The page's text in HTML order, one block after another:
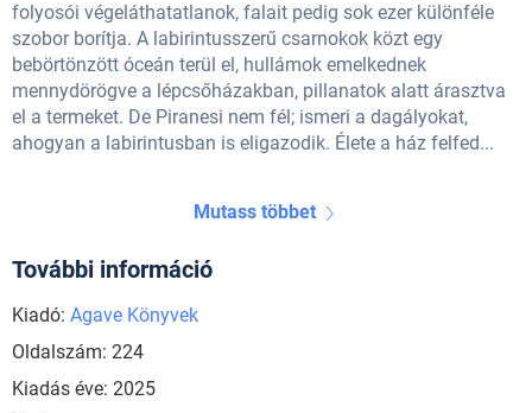
folyosói végeláthatatlanok, falait pedig sok ezer különféle
szobor borítja. A labirintusszerű csarnokok közt egy
bebörtönzött óceán terül el, hullámok emelkednek
mennydörögve a lépcsőházakban, pillanatok alatt árasztva
el a termeket. De Piranesi nem fél; ismeri a dagályokat,
ahogyan a labirintusban is eligazodik. Élete a ház felfed...
Mutass többet
További információ
Kiadó: Agave Könyvek
Oldalszám: 224
Kiadás éve: 2025